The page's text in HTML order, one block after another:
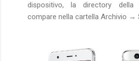
dispositivo, la directory
compare nella cartella Archivio →